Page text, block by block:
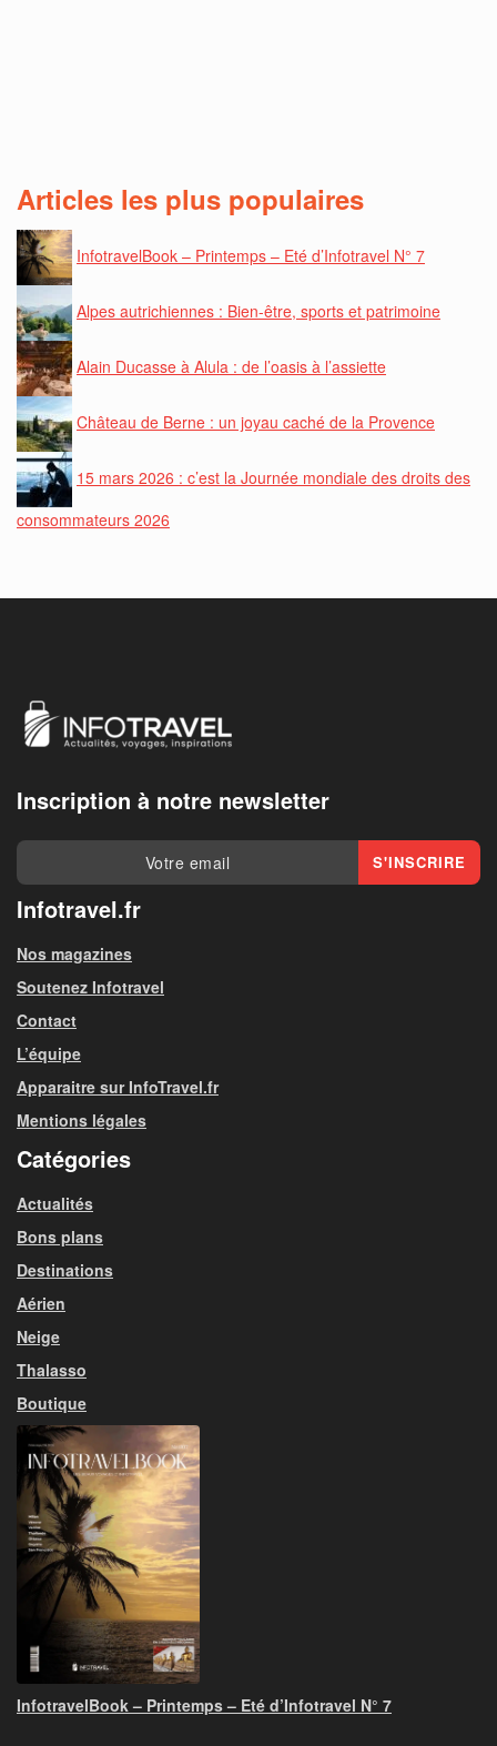
Articles les plus populaires
InfotravelBook – Printemps – Eté d’Infotravel N° 7
Alpes autrichiennes : Bien-être, sports et patrimoine
Alain Ducasse à Alula : de l’oasis à l’assiette
Château de Berne : un joyau caché de la Provence
15 mars 2026 : c’est la Journée mondiale des droits des
consommateurs 2026
Inscription à notre newsletter
Infotravel.fr
Nos magazines
Soutenez Infotravel
Contact
L’équipe
Apparaitre sur InfoTravel.fr
Mentions légales
Catégories
Actualités
Bons plans
Destinations
Aérien
Neige
Thalasso
Boutique
InfotravelBook – Printemps – Eté d’Infotravel N° 7